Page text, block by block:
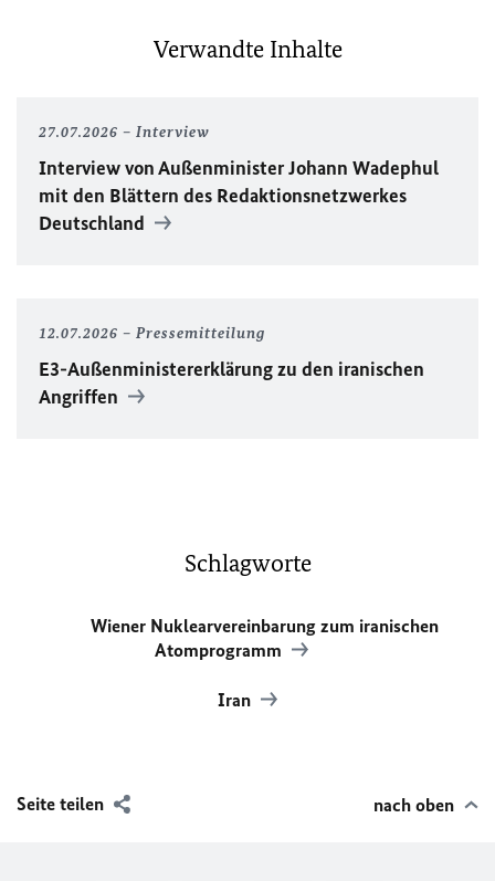
Verwandte Inhalte
27.07.2026 Interview
Interview von Außenminister Johann Wadephul
mit den Blättern des Redaktionsnetzwerkes
Deutschland
12.07.2026 Pressemitteilung
E3-Außenministererklärung zu den iranischen
Angriffen
Schlagworte
Wiener Nuklearvereinbarung zum iranischen
Atomprogramm
Iran
Seite teilen nach oben